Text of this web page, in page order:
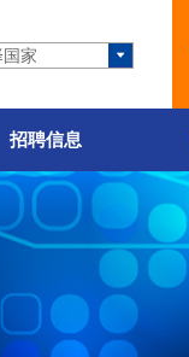
家
招聘信息